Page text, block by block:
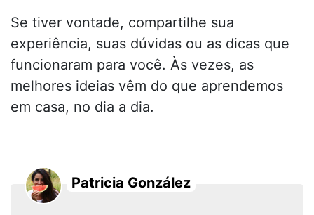
Se tiver vontade, compartilhe sua
experiência, suas dúvidas ou as dicas que
funcionaram para você. Às vezes, as
melhores ideias vêm do que aprendemos
em casa, no dia a dia.
Patricia González